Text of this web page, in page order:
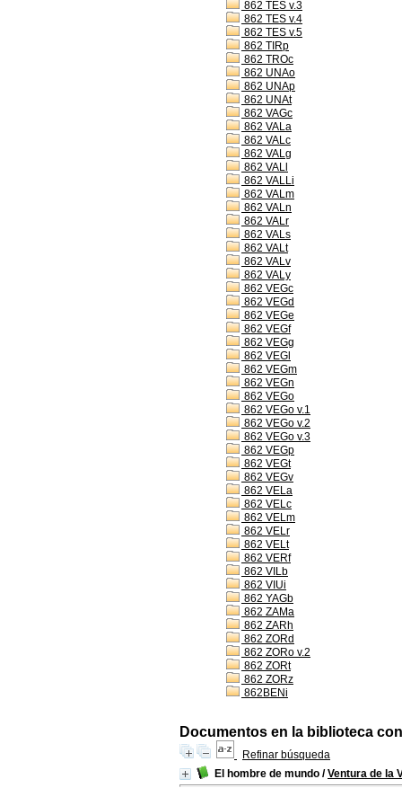
862 TES v.3
862 TES v.4
862 TES v.5
862 TIRp
862 TROc
862 UNAo
862 UNAp
862 UNAt
862 VAGc
862 VALa
862 VALc
862 VALg
862 VALl
862 VALLi
862 VALm
862 VALn
862 VALr
862 VALs
862 VALt
862 VALv
862 VALy
862 VEGc
862 VEGd
862 VEGe
862 VEGf
862 VEGg
862 VEGl
862 VEGm
862 VEGn
862 VEGo
862 VEGo v.1
862 VEGo v.2
862 VEGo v.3
862 VEGp
862 VEGt
862 VEGv
862 VELa
862 VELc
862 VELm
862 VELr
862 VELt
862 VERf
862 VILb
862 VIUi
862 YAGb
862 ZAMa
862 ZARh
862 ZORd
862 ZORo v.2
862 ZORt
862 ZORz
862BENi
Documentos en la biblioteca
Refinar búsqueda
El hombre de mundo /Ventura de la